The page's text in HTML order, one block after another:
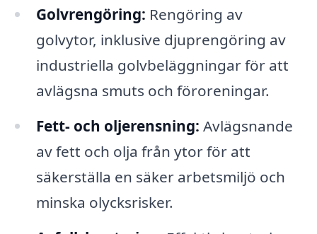
Golvrengöring: Rengöring av
golvytor, inklusive djuprengöring av
industriella golvbeläggningar för att
avlägsna smuts och föroreningar.
Fett- och oljerensning: Avlägsnande
av fett och olja från ytor för att
säkerställa en säker arbetsmiljö och
minska olycksrisker.